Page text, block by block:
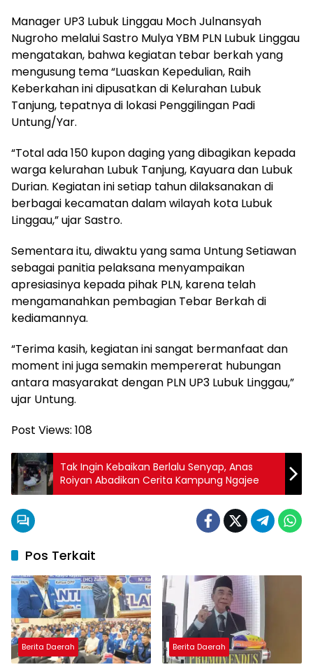
Manager UP3 Lubuk Linggau Moch Julnansyah
Nugroho melalui Sastro Mulya YBM PLN Lubuk Linggau
mengatakan, bahwa kegiatan tebar berkah yang
mengusung tema “Luaskan Kepedulian, Raih
Keberkahan ini dipusatkan di Kelurahan Lubuk
Tanjung, tepatnya di lokasi Penggilingan Padi
Untung/Yar.
“Total ada 150 kupon daging yang dibagikan kepada
warga kelurahan Lubuk Tanjung, Kayuara dan Lubuk
Durian. Kegiatan ini setiap tahun dilaksanakan di
berbagai kecamatan dalam wilayah kota Lubuk
Linggau,” ujar Sastro.
Sementara itu, diwaktu yang sama Untung Setiawan
sebagai panitia pelaksana menyampaikan
apresiasinya kepada pihak PLN, karena telah
mengamanahkan pembagian Tebar Berkah di
kediamannya.
“Terima kasih, kegiatan ini sangat bermanfaat dan
moment ini juga semakin mempererat hubungan
antara masyarakat dengan PLN UP3 Lubuk Linggau,”
ujar Untung.
Post Views: 108
Tak Ingin Kebaikan Berlalu Senyap, Anas
Roiyan Abadikan Cerita Kampung Ngajee
Pos Terkait
Berita Daerah Berita Daerah